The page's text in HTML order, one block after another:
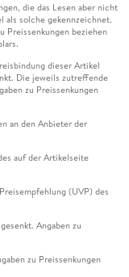
die das Lesen aber nicht
als solche gekennzeichnet.
Preissenkungen beziehen
dieser Artikel
Die jeweils zutreffende
zu Preissenkungen
an den Anbieter der
auf der Artikelseite
(UVP) des
Angaben zu
zu Preissenkungen